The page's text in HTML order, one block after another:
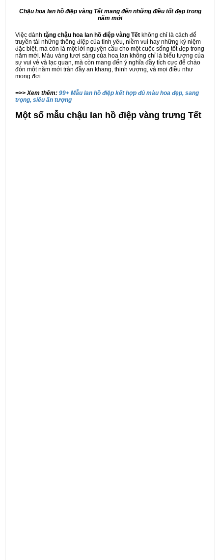
Chậu hoa lan hồ điệp vàng Tết mang đến những điều tốt đẹp trong
năm mới
Việc dành tặng chậu hoa lan hồ điệp vàng Tết không chỉ là cách để
truyền tải những thông điệp của tình yêu, niềm vui hay những kỷ niệm
đặc biệt, mà còn là một lời nguyện cầu cho một cuộc sống tốt đẹp trong
năm mới. Màu vàng tươi sáng của hoa lan không chỉ là biểu tượng của
sự vui vẻ và lạc quan, mà còn mang đến ý nghĩa đầy tích cực để chào
đón một năm mới tràn đầy an khang, thịnh vượng, và mọi điều như
mong đợi.
=>> Xem thêm: 99+ Mẫu lan hồ điệp kết hợp đủ màu hoa đẹp, sang
trọng, siêu ấn tượng
Một số mẫu chậu lan hồ điệp vàng trưng Tết